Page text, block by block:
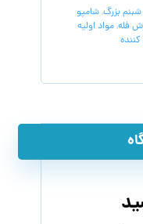
بزرگ,شامپو
فله,مواد اولیه